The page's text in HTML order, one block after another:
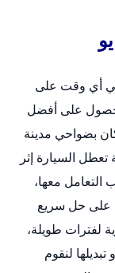
في أي وقت على
الحصول على أفضل
بضواحي مدينة
السيارة إثر
التعامل معها،
على حل سريع
لفترات طويلة،
لنقوم